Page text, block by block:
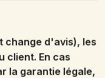
change d'avis), les
client. En cas
la garantie légale,